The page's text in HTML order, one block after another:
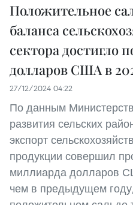
Положительное
баланса
сектора достигло
долларов США в
27/12/2024 04:22
По данным
развития сельских
экспорт
продукции совершил
миллиарда долларов
чем в предыдущем